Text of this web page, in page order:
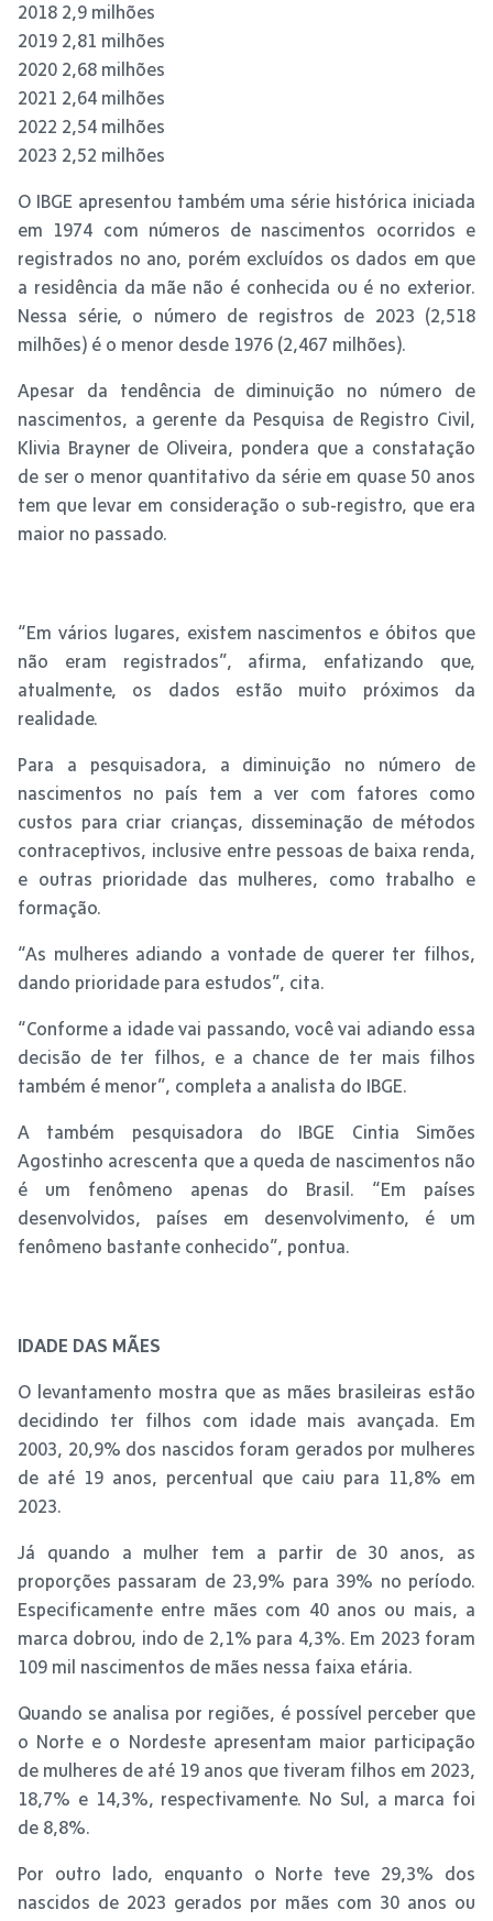
2018 2,9 milhões
2019 2,81 milhões
2020 2,68 milhões
2021 2,64 milhões
2022 2,54 milhões
2023 2,52 milhões
O IBGE apresentou também uma série histórica iniciada
em 1974 com números de nascimentos ocorridos e
registrados no ano, porém excluídos os dados em que
a residência da mãe não é conhecida ou é no exterior.
Nessa série, o número de registros de 2023 (2,518
milhões) é o menor desde 1976 (2,467 milhões).
Apesar da tendência de diminuição no número de
nascimentos, a gerente da Pesquisa de Registro Civil,
Klivia Brayner de Oliveira, pondera que a constatação
de ser o menor quantitativo da série em quase 50 anos
tem que levar em consideração o sub-registro, que era
maior no passado.
“Em vários lugares, existem nascimentos e óbitos que
não eram registrados”, afirma, enfatizando que,
atualmente, os dados estão muito próximos da
realidade.
Para a pesquisadora, a diminuição no número de
nascimentos no país tem a ver com fatores como
custos para criar crianças, disseminação de métodos
contraceptivos, inclusive entre pessoas de baixa renda,
e outras prioridade das mulheres, como trabalho e
formação.
“As mulheres adiando a vontade de querer ter filhos,
dando prioridade para estudos”, cita.
“Conforme a idade vai passando, você vai adiando essa
decisão de ter filhos, e a chance de ter mais filhos
também é menor”, completa a analista do IBGE.
A também pesquisadora do IBGE Cintia Simões
Agostinho acrescenta que a queda de nascimentos não
é um fenômeno apenas do Brasil. “Em países
desenvolvidos, países em desenvolvimento, é um
fenômeno bastante conhecido”, pontua.
IDADE DAS MÃES
O levantamento mostra que as mães brasileiras estão
decidindo ter filhos com idade mais avançada. Em
2003, 20,9% dos nascidos foram gerados por mulheres
de até 19 anos, percentual que caiu para 11,8% em
2023.
Já quando a mulher tem a partir de 30 anos, as
proporções passaram de 23,9% para 39% no período.
Especificamente entre mães com 40 anos ou mais, a
marca dobrou, indo de 2,1% para 4,3%. Em 2023 foram
109 mil nascimentos de mães nessa faixa etária.
Quando se analisa por regiões, é possível perceber que
o Norte e o Nordeste apresentam maior participação
de mulheres de até 19 anos que tiveram filhos em 2023,
18,7% e 14,3%, respectivamente. No Sul, a marca foi
de 8,8%.
Por outro lado, enquanto o Norte teve 29,3% dos
nascidos de 2023 gerados por mães com 30 anos ou